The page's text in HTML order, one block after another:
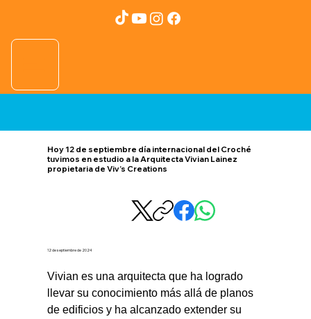
Hoy 12 de septiembre día internacional del Croché
tuvimos en estudio a la Arquitecta Vivian Lainez
propietaria de Viv’s Creations
12 de septiembre de 2024
Vivian es una arquitecta que ha logrado
llevar su conocimiento más allá de planos
de edificios y ha alcanzado extender su